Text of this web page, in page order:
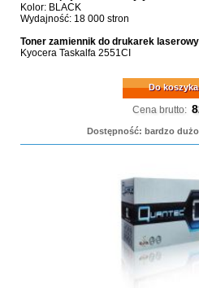
Kolor: BLACK
Wydajność: 18 000 stron
Toner zamiennik do drukarek
Kyocera Taskalfa 2551CI
Do koszyka
Cena brutto:
Dostępność: bardzo dużo